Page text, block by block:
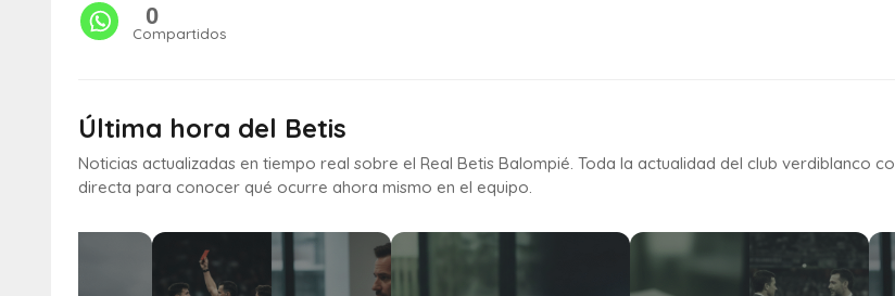
0
Compartidos
Última hora del Betis
Noticias actualizadas en tiempo real sobre el Real Betis Balompié. Toda la actualidad del club verdiblanco
directa para conocer qué ocurre ahora mismo en el equipo.